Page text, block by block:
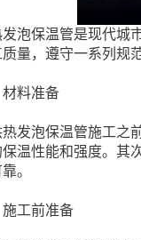
泡保温管是现代城
量，遵守一系列规
料准备
发泡保温管施工之
温性能和强度。其
。
施工前准备